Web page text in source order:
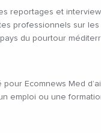
reportages et
professionnels sur
du pourtour
pour Ecomnews Med
emploi ou une